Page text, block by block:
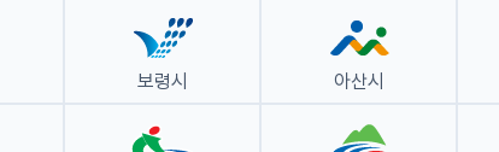
보령시 아산시